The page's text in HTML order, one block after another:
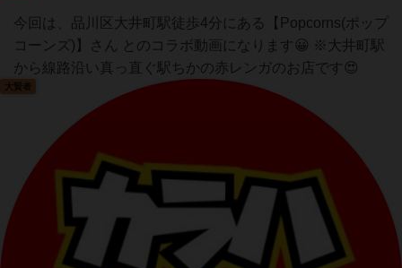
今回は、品川区大井町駅徒歩4分にある【Popcorns(ポップ
コーンズ)】さん とのコラボ動画になります😀 ※大井町駅
から線路沿い真っ直ぐ駅ちかの赤レンガのお店です😍
大賢者